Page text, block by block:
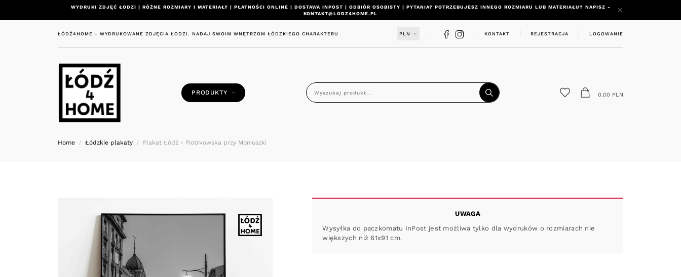
WYDRUKI ZDJĘĆ ŁODZI | RÓŻNE ROZMIARY I MATERIAŁY | PŁATNOŚCI ONLINE | DOSTAWA INPOST | ODBIÓR OSOBISTY | PYTANIA? POTRZEBUJESZ INNEGO ROZMIARU LUB MATERIAŁU? NAPISZ -
KONTAKT@LODZ4HOME.PL
ŁÓDŹ4HOME - WYDRUKOWANE ZDJĘCIA ŁODZI. NADAJ SWOIM WNĘTRZOM ŁÓDZKIEGO CHARAKTERU PLN KONTAKT REJESTRACJA LOGOWANIE
PRODUKTY 0.00 PLN
Home Łódzkie plakaty Plakat Łódź - Piotrkowska przy Moniuszki
UWAGA
Wysyłka do paczkomatu InPost jest możliwa tylko dla wydruków o rozmiarach nie
większych niż 61x91 cm.